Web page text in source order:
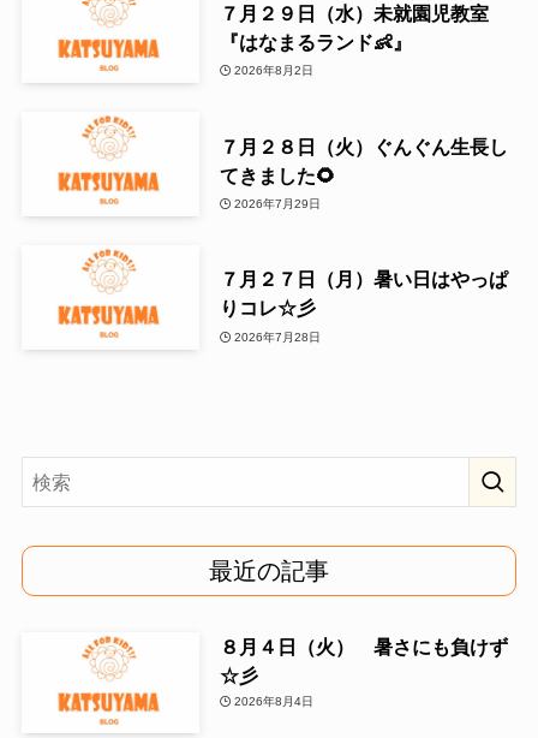
７月２９日（水）未就園児教室
『はなまるランド👶』
2026年8月2日
７月２８日（火）ぐんぐん生長し
てきました🌻
2026年7月29日
７月２７日（月）暑い日はやっぱ
りコレ☆彡
2026年7月28日
最近の記事
８月４日（火） 暑さにも負けず
☆彡
2026年8月4日